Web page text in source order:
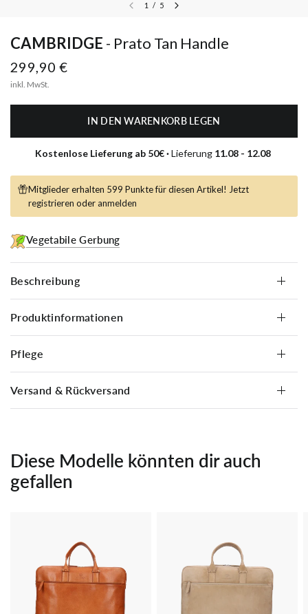
1 / 5
CAMBRIDGE Prato Tan Handle
299,90 €
inkl. MwSt.
IN DEN WARENKORB LEGEN
Kostenlose Lieferung ab 50€ · Lieferung 11.08 - 12.08
Mitglieder erhalten 599 Punkte für diesen Artikel! Jetzt
registrieren oderanmelden
Vegetabile Gerbung
Beschreibung
Produktinformationen
Pflege
Versand & Rückversand
Diese Modelle könnten dir auch
gefallen